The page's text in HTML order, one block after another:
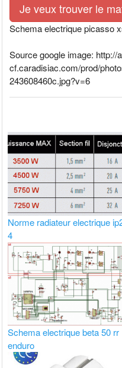
Je veux trouver le
Schema electrique picasso
Source google image: http://
cf.caradisiac.com/prod/
243608460c.jpg?v=6
Norme radiateur electrique
4
Schema electrique beta 50 rr
enduro